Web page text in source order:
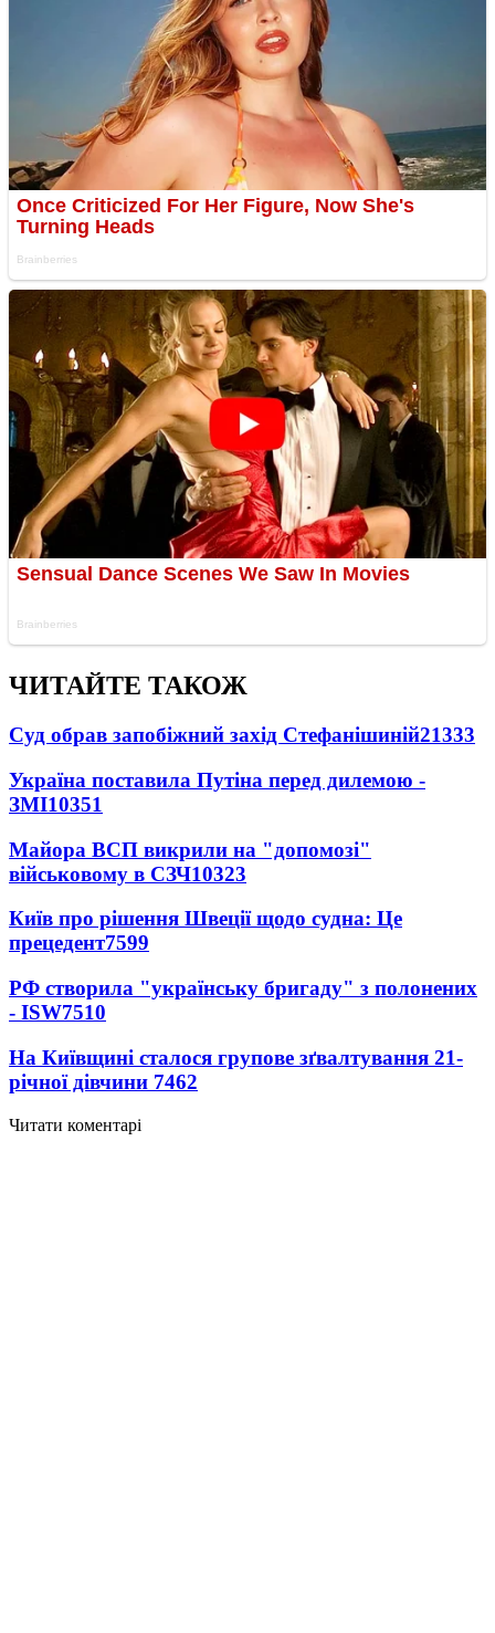
ЧИТАЙТЕ ТАКОЖ
Суд обрав запобіжний захід Стефанішиній21333
Україна поставила Путіна перед дилемою -
ЗМІ10351
Майора ВСП викрили на "допомозі"
військовому в СЗЧ10323
Київ про рішення Швеції щодо судна: Це
прецедент7599
РФ створила "українську бригаду" з полонених
- ISW7510
На Київщині сталося групове зґвалтування 21-
річної дівчини 7462
Читати коментарі